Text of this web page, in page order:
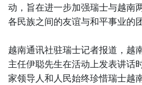
动，旨在进一步加强瑞士与越南
各民族之间的友谊与和平事业的
越南通讯社驻瑞士记者报道，越
主任伊聪先生在活动上发表讲话
家领导人和人民始终珍惜瑞士越